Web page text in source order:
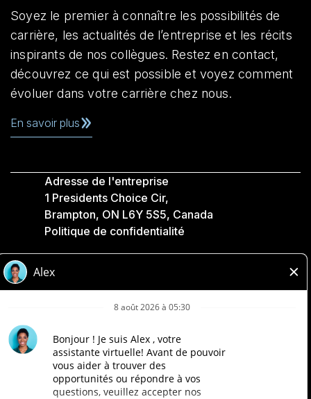
Soyez le premier à connaître les possibilités de
carrière, les actualités de l’entreprise et les récits
inspirants de nos collègues. Restez en contact,
découvrez ce qui est possible et voyez comment
évoluer dans votre carrière chez nous.
En savoir plus
Adresse de l'entreprise
1 Presidents Choice Cir,
Brampton, ON L6Y 5S5, Canada
Politique de confidentialité
Accessibilité
Compagnies Loblaw